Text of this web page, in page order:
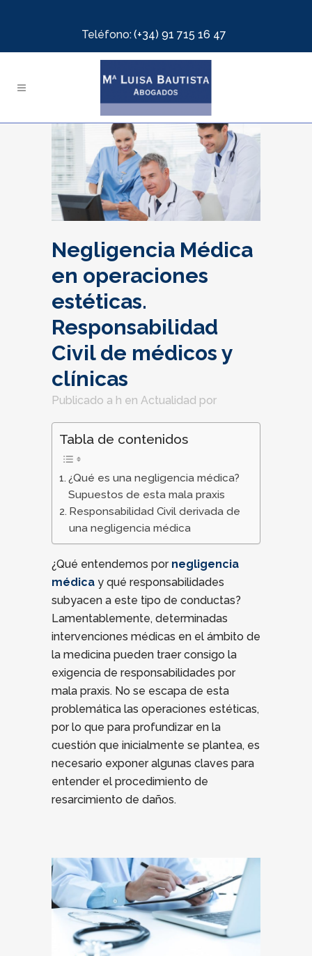
Teléfono:(+34) 91 715 16 47
Negligencia Médica
en operaciones
estéticas.
Responsabilidad
Civil de médicos y
clínicas
Publicado a h en Actualidad por
Tabla de contenidos
¿Qué es una negligencia médica?
Supuestos de esta mala praxis
Responsabilidad Civil derivada de
una negligencia médica
¿Qué entendemos por negligencia
médica y qué responsabilidades
subyacen a este tipo de conductas?
Lamentablemente, determinadas
intervenciones médicas en el ámbito de
la medicina pueden traer consigo la
exigencia de responsabilidades por
mala praxis. No se escapa de esta
problemática las operaciones estéticas,
por lo que para profundizar en la
cuestión que inicialmente se plantea, es
necesario exponer algunas claves para
entender el procedimiento de
resarcimiento de daños.